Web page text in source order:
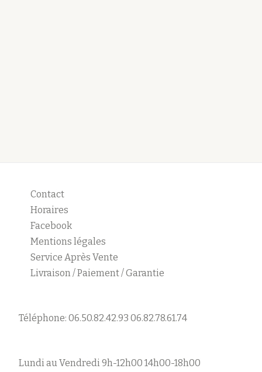
Contact
Horaires
Facebook
Mentions légales
Service Après Vente
Livraison / Paiement / Garantie
Téléphone: 06.50.82.42.93 06.82.78.61.74
Lundi au Vendredi 9h-12h00 14h00-18h00